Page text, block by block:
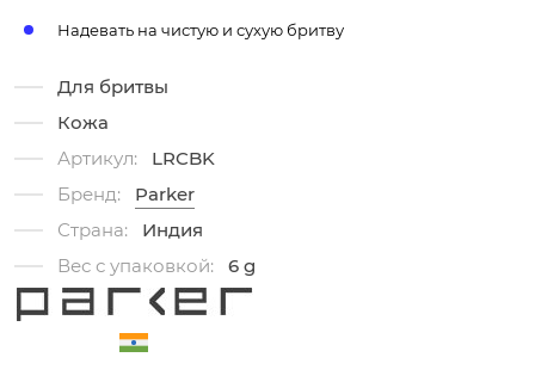
Надевать на чистую и сухую бритву
Для бритвы
Кожа
Артикул:
LRCBK
Бренд:
Parker
Страна:
Индия
Вес с упаковкой:
6 g